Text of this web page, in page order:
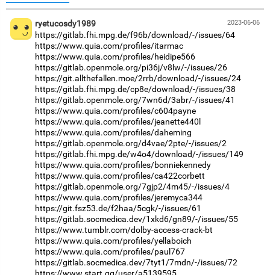
2023-06-06
ryetucosdy1989
https://gitlab.fhi.mpg.de/f96b/download/-/issues/64
https://www.quia.com/profiles/itarmac
https://www.quia.com/profiles/heidipe566
https://gitlab.openmole.org/pi36j/v8lw/-/issues/26
https://git.allthefallen.moe/2rrb/download/-/issues/24
https://gitlab.fhi.mpg.de/cp8e/download/-/issues/38
https://gitlab.openmole.org/7wn6d/3abr/-/issues/41
https://www.quia.com/profiles/c604payne
https://www.quia.com/profiles/jeanette440l
https://www.quia.com/profiles/daheming
https://gitlab.openmole.org/d4vae/2pte/-/issues/2
https://gitlab.fhi.mpg.de/w4o4/download/-/issues/149
https://www.quia.com/profiles/bonniekennedy
https://www.quia.com/profiles/ca422corbett
https://gitlab.openmole.org/7gjp2/4m45/-/issues/4
https://www.quia.com/profiles/jeremyca344
https://git.fsz53.de/f2haa/5cgk/-/issues/61
https://gitlab.socmedica.dev/1xkd6/gn89/-/issues/55
https://www.tumblr.com/dolby-access-crack-bt
https://www.quia.com/profiles/yellaboich
https://www.quia.com/profiles/paul767
https://gitlab.socmedica.dev/7tyt1/7mdn/-/issues/72
https://www.start.gg/user/a5139595